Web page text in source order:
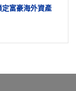
定富豪海外資產